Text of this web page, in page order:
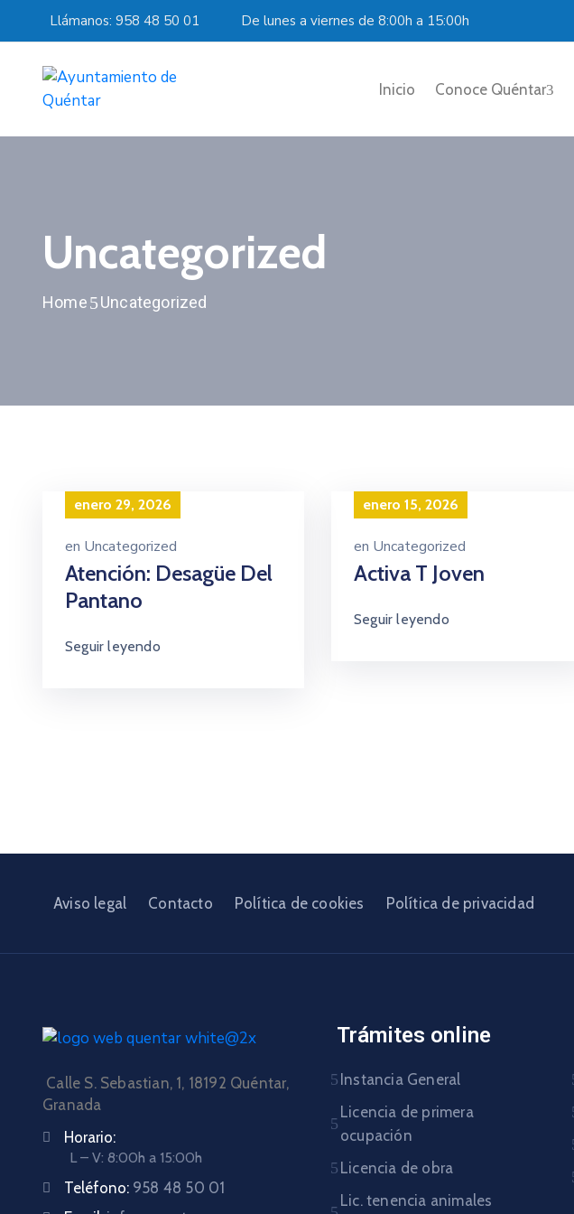
Llámanos: 958 48 50 01 De lunes a viernes de 8:00h a 15:00h
Inicio Conoce Quéntar
Uncategorized
Home Uncategorized
enero 29, 2026
en Uncategorized
Atención: Desagüe Del
Pantano
Seguir leyendo
enero 15, 2026
en Uncategorized
Activa T Joven
Seguir leyendo
Aviso legal Contacto Política de cookies Política de privacidad
Calle S. Sebastian, 1, 18192 Quéntar,
Granada
Horario:
L – V: 8:00h a 15:00h
Teléfono: 958 48 50 01
Trámites online
Instancia General
Licencia de primera
ocupación
Licencia de obra
Lic. tenencia animales